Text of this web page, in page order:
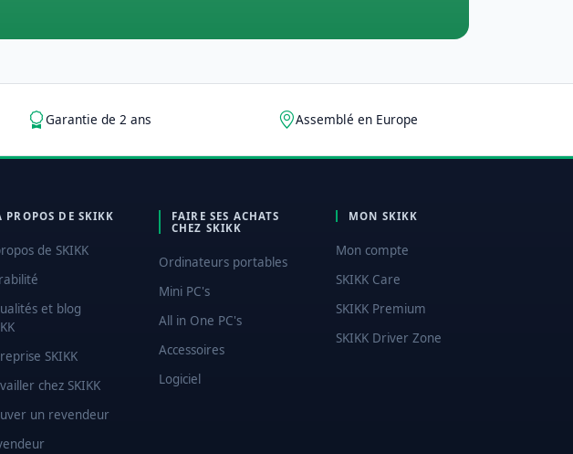
Garantie de 2 ans Assemblé en Europe
PROPOS DE SKIKK
de SKIKK
et blog
SKIKK
chez SKIKK
un revendeur
FAIRE SES ACHATS
CHEZ SKIKK
Ordinateurs portables
Mini PC's
All in One PC's
Accessoires
Logiciel
MON SKIKK
Mon compte
SKIKK Care
SKIKK Premium
SKIKK Driver Zone